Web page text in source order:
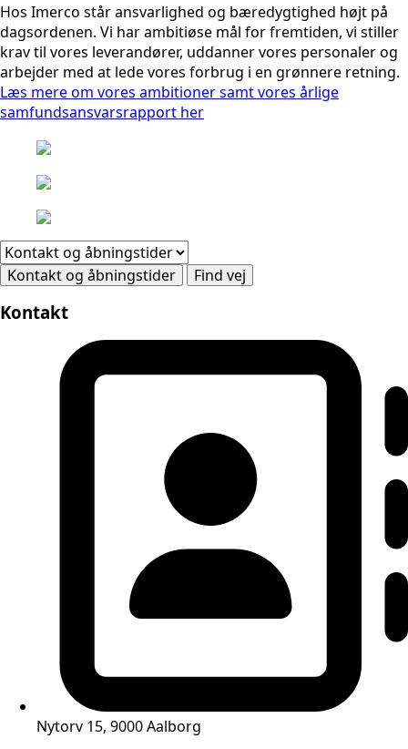
Hos Imerco står ansvarlighed og bæredygtighed højt på
dagsordenen. Vi har ambitiøse mål for fremtiden, vi stiller
krav til vores leverandører, uddanner vores personaler og
arbejder med at lede vores forbrug i en grønnere retning.
Læs mere om vores ambitioner samt vores årlige
samfundsansvarsrapport her
Kontakt og åbningstider Find vej
Kontakt
Nytorv 15, 9000 Aalborg